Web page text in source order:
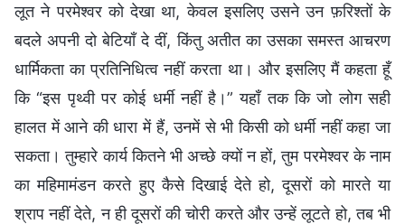
लूत ने परमेश्वर को देखा था, केवल इसलिए उसने उन फ़रिश्तों के
बदले अपनी दो बेटियाँ दे दीं, किंतु अतीत का उसका समस्त आचरण
धार्मिकता का प्रतिनिधित्व नहीं करता था। और इसलिए मैं कहता हूँ
कि “इस पृथ्वी पर कोई धर्मी नहीं है।” यहाँ तक कि जो लोग सही
हालत में आने की धारा में हैं, उनमें से भी किसी को धर्मी नहीं कहा जा
सकता। तुम्हारे कार्य कितने भी अच्छे क्यों न हों, तुम परमेश्वर के नाम
का महिमामंडन करते हुए कैसे दिखाई देते हो, दूसरों को मारते या
श्राप नहीं देते, न ही दूसरों की चोरी करते और उन्हें लूटते हो, तब भी